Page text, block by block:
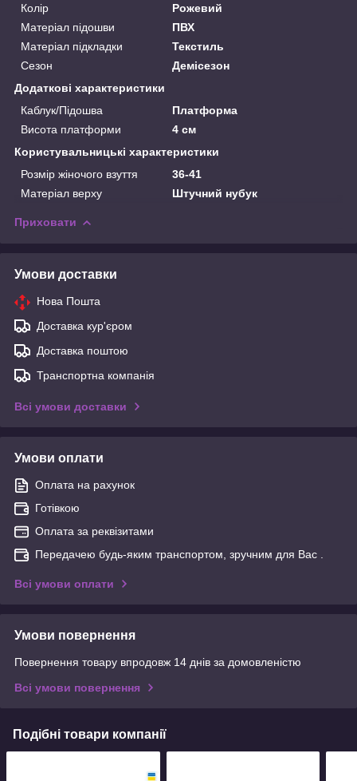
Колір
Рожевий
Матеріал підошви
ПВХ
Матеріал підкладки
Текстиль
Сезон
Демісезон
Додаткові характеристики
Каблук/Підошва
Платформа
Висота платформи
4 см
Користувальницькі характеристики
Розмір жіночого взуття
36-41
Матеріал верху
Штучний нубук
Приховати
Умови доставки
Нова Пошта
Доставка кур'єром
Доставка поштою
Транспортна компанія
Всі умови доставки
Умови оплати
Оплата на рахунок
Готівкою
Оплата за реквізитами
Передачею будь-яким транспортом, зручним для Вас .
Всі умови оплати
Умови повернення
Повернення товару впродовж 14 днів за домовленістю
Всі умови повернення
Подібні товари компанії